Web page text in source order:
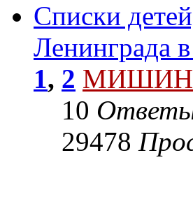
Списки
Ленинграда
1, 2
10
29478